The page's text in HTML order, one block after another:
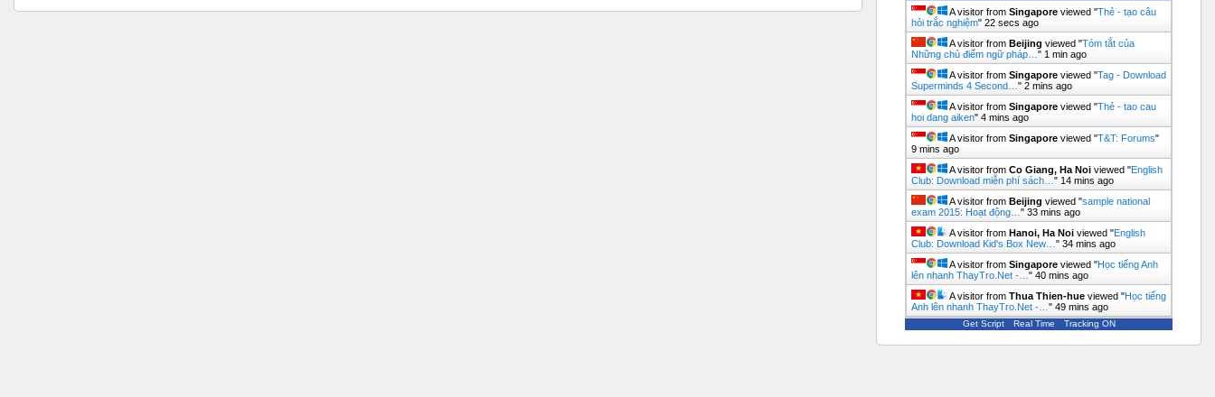
A visitor from Singapore viewed "Thẻ - tạo câu
hỏi trắc nghiệm" 23 secs ago
A visitor from Beijing viewed "Tóm tắt của
Những chủ điểm ngữ pháp…" 1 min ago
A visitor from Singapore viewed "Tag - Download
Superminds 4 Second…" 2 mins ago
A visitor from Singapore viewed "Thẻ - tao cau
hoi dang aiken" 4 mins ago
A visitor from Singapore viewed "T&T: Forums"
9 mins ago
A visitor from Co Giang, Ha Noi viewed "English
Club: Download miễn phí sách…" 14 mins ago
A visitor from Beijing viewed "sample national
exam 2015: Hoạt động…" 33 mins ago
A visitor from Hanoi, Ha Noi viewed "English
Club: Download Kid's Box New…" 34 mins ago
A visitor from Singapore viewed "Học tiếng Anh
lên nhanh ThayTro.Net -…" 40 mins ago
A visitor from Thua Thien-hue viewed "Học tiếng
Anh lên nhanh ThayTro.Net -…" 49 mins ago
Get Script Real Time Tracking ON